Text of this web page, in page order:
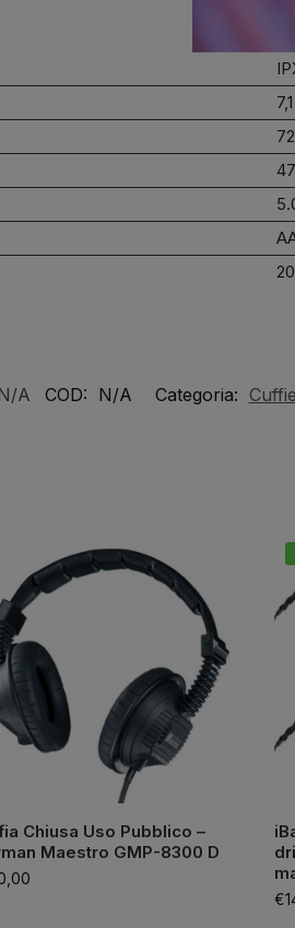
A COD: N/A Categoria:
Chiusa Uso Pubblico –
Maestro GMP-8300 D
€